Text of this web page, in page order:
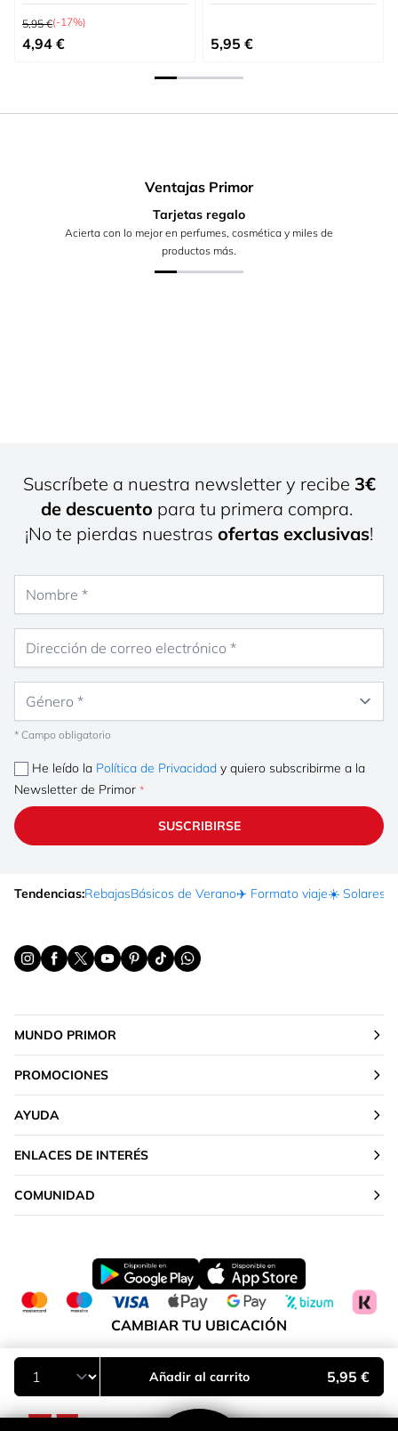
Añadir al carrito 5,95 €
Precio habitual
5,95 €(-17%)
Precio especial
4,94 € 5,95 €
Ventajas Primor
Tarjetas regalo
Acierta con lo mejor en perfumes, cosmética y miles de
productos más.
Suscríbete a nuestra newsletter y recibe 3€
de descuento para tu primera compra.
¡No te pierdas nuestras ofertas exclusivas!
* Campo obligatorio
He leído la Política de Privacidad y quiero subscribirme a la
Newsletter de Primor
SUSCRIBIRSE
Tendencias:RebajasBásicos de Verano✈️ Formato viaje☀️ Solares
MUNDO PRIMOR
PROMOCIONES
AYUDA
ENLACES DE INTERÉS
COMUNIDAD
CAMBIAR TU UBICACIÓN
Península y Baleares